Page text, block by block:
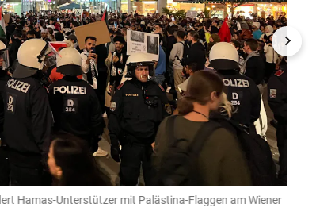
Hamas-Unterstützer mit Palästina-Flaggen am Wiener